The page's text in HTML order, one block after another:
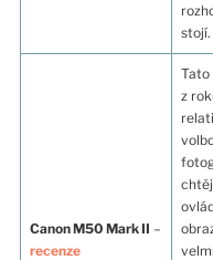
stojí.
Canon M50 Mark II –
recenze
Tato
z